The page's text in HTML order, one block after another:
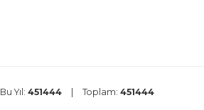
Bu Yıl: 451444 Toplam: 451444